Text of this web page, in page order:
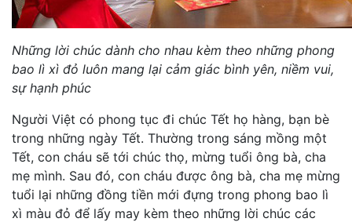
Những lời chúc dành cho nhau kèm theo những phong
bao lì xì đỏ luôn mang lại cảm giác bình yên, niềm vui,
sự hạnh phúc
Người Việt có phong tục đi chúc Tết họ hàng, bạn bè
trong những ngày Tết. Thường trong sáng mồng một
Tết, con cháu sẽ tới chúc thọ, mừng tuổi ông bà, cha
mẹ mình. Sau đó, con cháu được ông bà, cha mẹ mừng
tuổi lại những đồng tiền mới đựng trong phong bao lì
xì màu đỏ để lấy may kèm theo những lời chúc các